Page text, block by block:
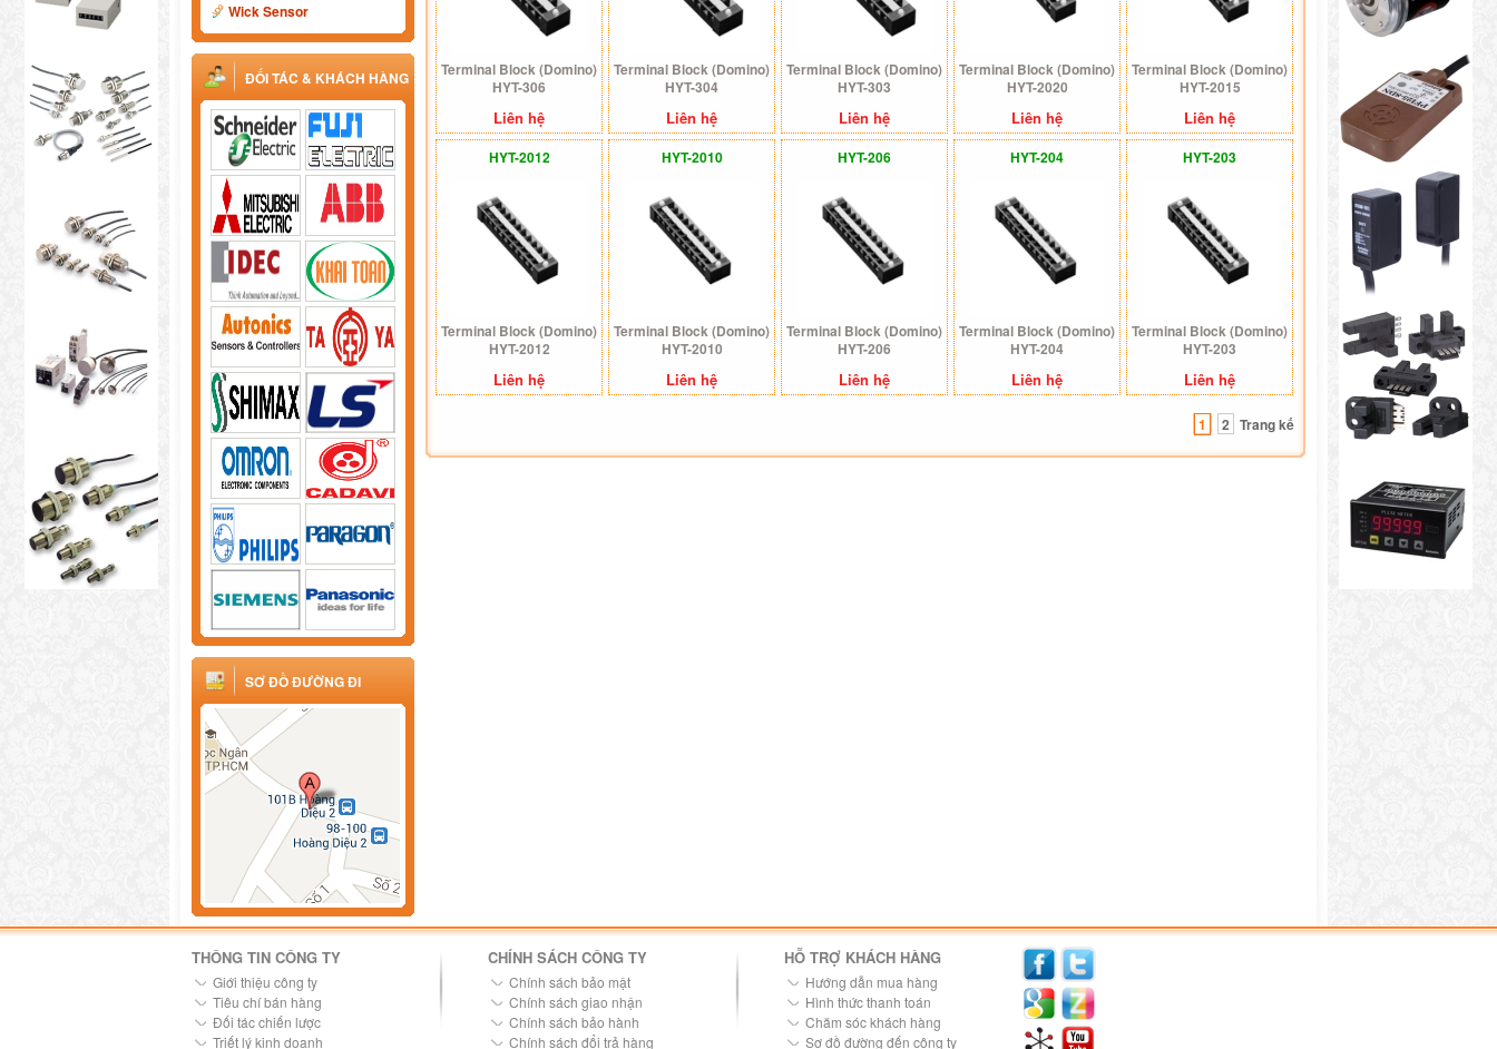
Wick Sensor
ĐỐI TÁC & KHÁCH HÀNG
SƠ ĐỒ ĐƯỜNG ĐI
Terminal Block (Domino)
HYT-306
Liên hệ
Terminal Block (Domino)
HYT-304
Liên hệ
Terminal Block (Domino)
HYT-303
Liên hệ
Terminal Block (Domino)
HYT-2020
Liên hệ
Terminal Block (Domino)
HYT-2015
Liên hệ
HYT-2012
Terminal Block (Domino)
HYT-2012
Liên hệ
HYT-2010
Terminal Block (Domino)
HYT-2010
Liên hệ
HYT-206
Terminal Block (Domino)
HYT-206
Liên hệ
HYT-204
Terminal Block (Domino)
HYT-204
Liên hệ
HYT-203
Terminal Block (Domino)
HYT-203
Liên hệ
1 2 Trang kế
THÔNG TIN CÔNG TY
Giới thiệu công ty
Tiêu chí bán hàng
Đối tác chiến lược
Triết lý kinh doanh
CHÍNH SÁCH CÔNG TY
Chính sách bảo mật
Chính sách giao nhận
Chính sách bảo hành
Chính sách đổi trả hàng
HỖ TRỢ KHÁCH HÀNG
Hướng dẫn mua hàng
Hình thức thanh toán
Chăm sóc khách hàng
Sơ đồ đường đến công ty